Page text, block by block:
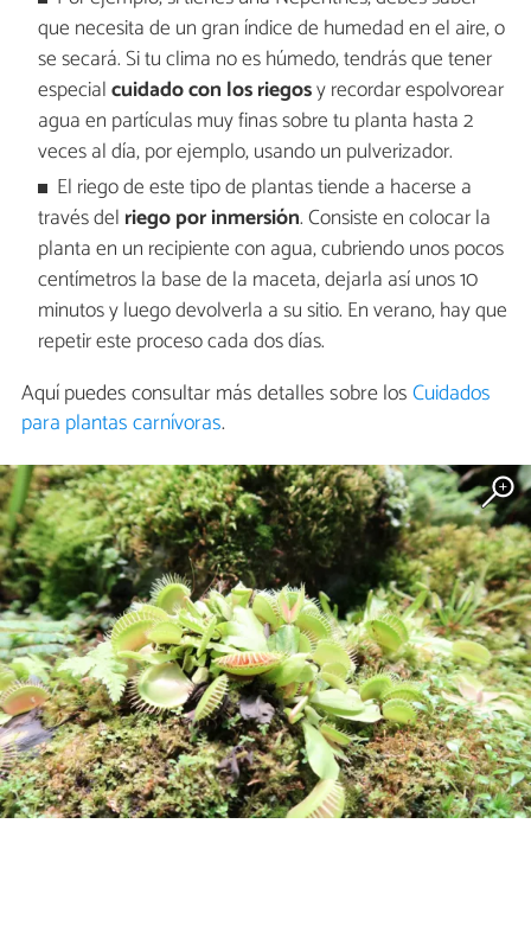
que necesita de un gran índice de humedad en el aire, o
se secará. Si tu clima no es húmedo, tendrás que tener
especialcuidado con los riegosy recordar espolvorear
agua en partículas muy finas sobre tu planta hasta 2
veces al día, por ejemplo, usando un pulverizador.
El riego de este tipo de plantas tiende a hacerse a
través del riego por inmersión. Consiste en colocar la
planta en un recipiente con agua, cubriendo unos pocos
centímetros la base de la maceta, dejarla así unos 10
minutos y luego devolverla a su sitio. En verano, hay que
repetir este proceso cada dos días.
Aquí puedes consultar más detalles sobre losCuidados
para plantas carnívoras.